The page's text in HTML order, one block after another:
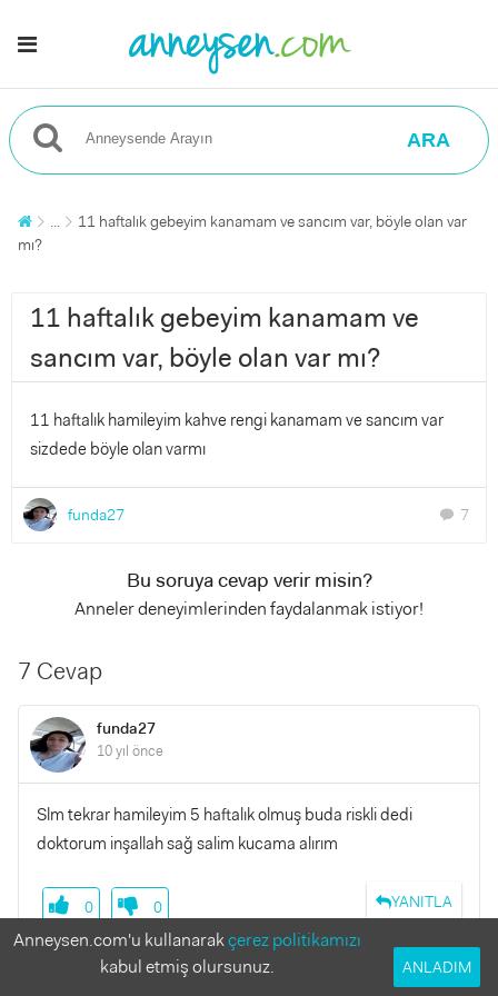
ARA
...
11 haftalık gebeyim kanamam ve sancım var, böyle olan var
mı?
11 haftalık gebeyim kanamam ve
sancım var, böyle olan var mı?
11 haftalık hamileyim kahve rengi kanamam ve sancım var
sizdede böyle olan varmı
funda27 chat 7
Bu soruya cevap verir misin?
Anneler deneyimlerinden faydalanmak istiyor!
7 Cevap
funda27
10 yıl önce
Slm tekrar hamileyim 5 haftalık olmuş buda riskli dedi
doktorum inşallah sağ salim kucama alırım
YANITLA
0 0
Anneysen.com'u kullanarakçerez politikamızı
kabul etmiş olursunuz.
ANLADIM